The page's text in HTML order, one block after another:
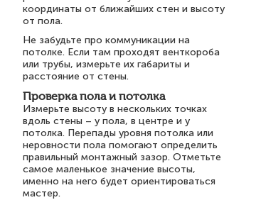
координаты от ближайших стен и высоту
от пола.
Не забудьте про коммуникации на
потолке. Если там проходят венткороба
или трубы, измерьте их габариты и
расстояние от стены.
Проверка пола и потолка
Измерьте высоту в нескольких точках
вдоль стены – у пола, в центре и у
потолка. Перепады уровня потолка или
неровности пола помогают определить
правильный монтажный зазор. Отметьте
самое маленькое значение высоты,
именно на него будет ориентироваться
мастер.